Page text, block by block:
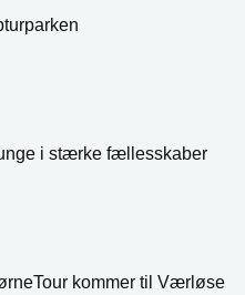
i stærke fællesskaber
kommer til Værløse